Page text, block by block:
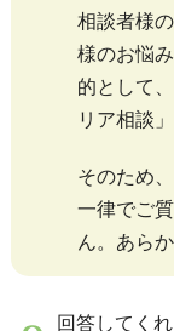
相談者様
様のお悩
的として
リア相談
そのため
一律でご
ん。あら
回答してく